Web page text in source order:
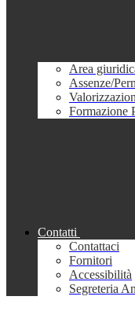
Area
Assenze/
Formazione
Contatti
Contattaci
Fornitori
Accessibilità
Segreteria